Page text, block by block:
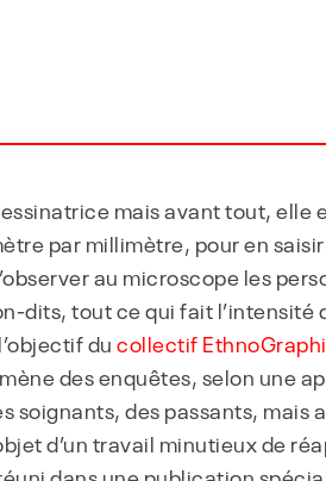
mais avant tout, elle
par millimètre, pour en
au microscope les
dits, tout ce qui fait l’intensité
ducollectif
des enquêtes, selon une
des passants, mais
d’un travail minutieux de